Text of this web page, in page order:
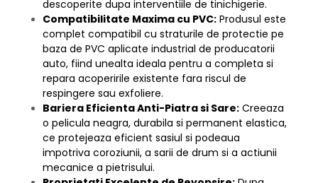
descoperite dupa interventiile de tinichigerie.
Compatibilitate Maxima cu PVC: Produsul este
complet compatibil cu straturile de protectie pe
baza de PVC aplicate industrial de producatorii
auto, fiind unealta ideala pentru a completa si
repara acoperirile existente fara riscul de
respingere sau exfoliere.
Bariera Eficienta Anti-Piatra si Sare: Creeaza
o pelicula neagra, durabila si permanent elastica,
ce protejeaza eficient sasiul si podeaua
impotriva coroziunii, a sarii de drum si a actiunii
mecanice a pietrisului.